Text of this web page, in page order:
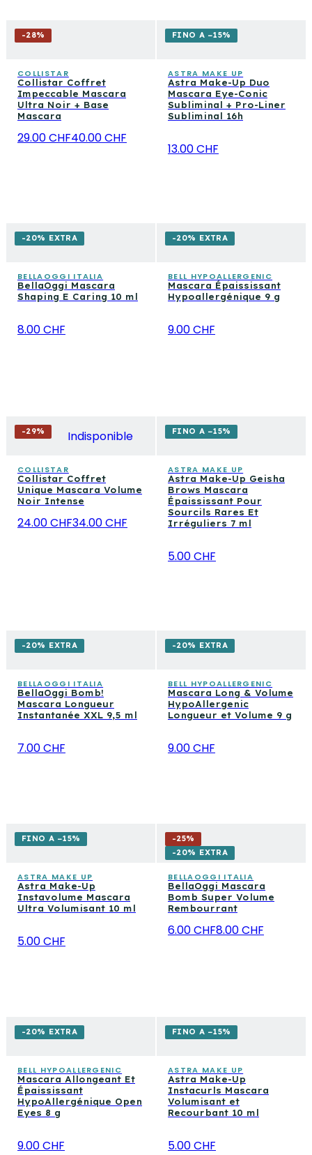
-28%
COLLISTAR
Collistar Coffret
Impeccable Mascara
Ultra Noir + Base
Mascara
29.00 CHF40.00 CHF
FINO A −15%
ASTRA MAKE UP
Astra Make-Up Duo
Mascara Eye-Conic
Subliminal + Pro-Liner
Subliminal 16h
13.00 CHF
-20% EXTRA
BELLAOGGI ITALIA
BellaOggi Mascara
Shaping E Caring 10 ml
8.00 CHF
-20% EXTRA
BELL HYPOALLERGENIC
Mascara Épaississant
Hypoallergénique 9 g
9.00 CHF
-29% Indisponible
COLLISTAR
Collistar Coffret
Unique Mascara Volume
Noir Intense
24.00 CHF34.00 CHF
FINO A −15%
ASTRA MAKE UP
Astra Make-Up Geisha
Brows Mascara
Épaississant Pour
Sourcils Rares Et
Irréguliers 7 ml
5.00 CHF
-20% EXTRA
BELLAOGGI ITALIA
BellaOggi Bomb!
Mascara Longueur
Instantanée XXL 9,5 ml
7.00 CHF
-20% EXTRA
BELL HYPOALLERGENIC
Mascara Long & Volume
HypoAllergenic
Longueur et Volume 9 g
9.00 CHF
FINO A −15%
ASTRA MAKE UP
Astra Make-Up
Instavolume Mascara
Ultra Volumisant 10 ml
5.00 CHF
-25%
-20% EXTRA
BELLAOGGI ITALIA
BellaOggi Mascara
Bomb Super Volume
Rembourrant
6.00 CHF8.00 CHF
-20% EXTRA
BELL HYPOALLERGENIC
Mascara Allongeant Et
Épaississant
HypoAllergénique Open
Eyes 8 g
9.00 CHF
FINO A −15%
ASTRA MAKE UP
Astra Make-Up
Instacurls Mascara
Volumisant et
Recourbant 10 ml
5.00 CHF